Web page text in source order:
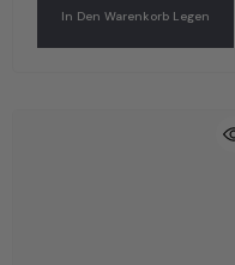
In Den Warenkorb Legen